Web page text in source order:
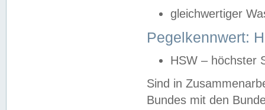
gleichwertiger
Pegelkennwert:
HSW – höchster
Sind in
Bundes mit den